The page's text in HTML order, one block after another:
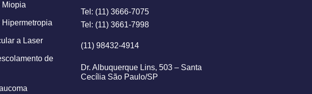
Miopia
a Laser
de
Tel: (11) 3666-7075
Tel: (11) 3661-7998
(11) 98432-4914
Dr. Albuquerque Lins, 503 – Santa
Cecília São Paulo/SP